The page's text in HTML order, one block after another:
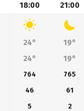
18:00 21:00
24°
19°
24° 19°
764
765
46
61
5
2